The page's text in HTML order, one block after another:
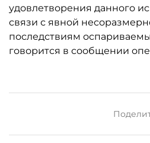
удовлетворения данного
связи с явной
последствиям
говорится в сообщении